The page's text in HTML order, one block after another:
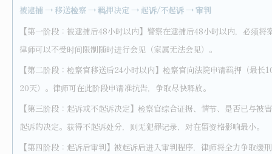
被逮捕 → 移送检察 → 羁押决定 → 起诉/不起诉 → 审判
【第一阶段：被逮捕后48小时以内】警察在逮捕后48小时以内，必须
律师可以不受时间限制随时进行会见（家属无法会见）。
【第二阶段：检察官移送后24小时以内】检察官向法院申请羁押（最长
20天）。律师可在此阶段申请准抗告，争取尽快释放。
【第三阶段：起诉或不起诉决定】检察官综合证据、情节、是否已与被
起诉的决定。获得不起诉处分，则无犯罪记录，对在留资格影响最小。
【第四阶段：起诉后审判】被起诉后进入审判程序，律师将全力争取缓